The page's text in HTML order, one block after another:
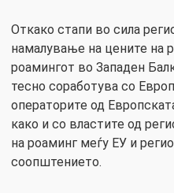
Откако стапи во сила
намалување на цените на
роамингот во Западен
тесно соработува со
операторите од
како и со властите од
на роаминг меѓу ЕУ и
соопштението.